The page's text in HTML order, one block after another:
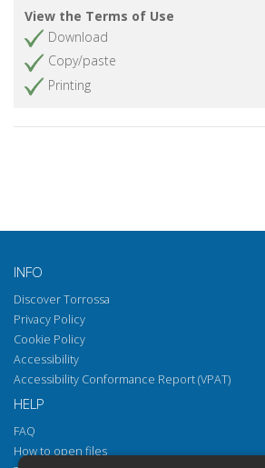
View the Terms of Use
Download
Copy/paste
Printing
INFO
Discover Torrossa
Privacy Policy
Cookie Policy
Accessibility
Accessibility Conformance Report (VPAT)
HELP
FAQ
How to open files